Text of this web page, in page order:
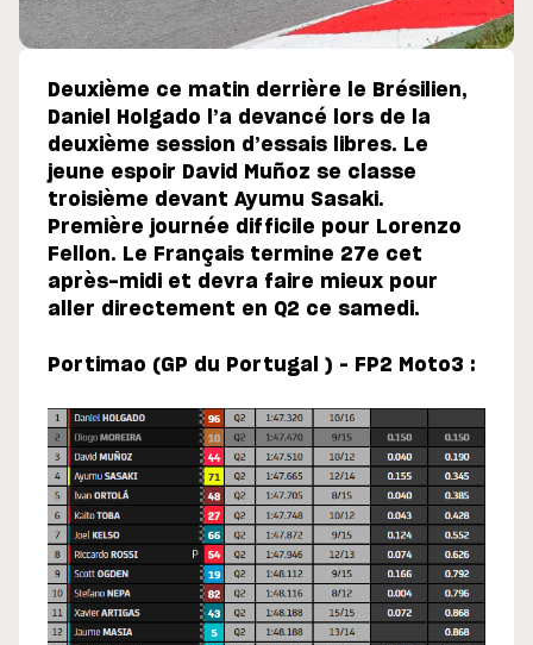
Deuxième ce matin derrière le Brésilien,
Daniel Holgado l’a devancé lors de la
deuxième session d’essais libres. Le
jeune espoir David Muñoz se classe
troisième devant Ayumu Sasaki.
Première journée difficile pour Lorenzo
Fellon. Le Français termine 27e cet
après-midi et devra faire mieux pour
aller directement en Q2 ce samedi.
Portimao (GP du Portugal ) – FP2 Moto3 :